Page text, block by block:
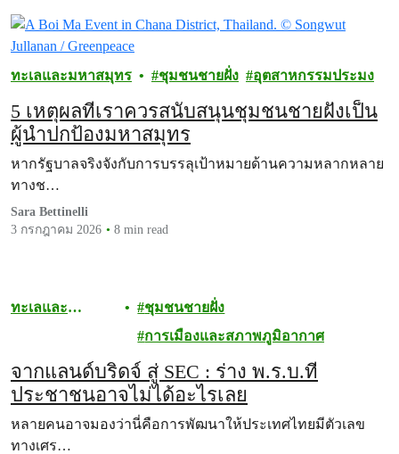
ทะเลและมหาสมุทร ชุมชนชายฝั่ง อุตสาหกรรมประมง
5 เหตุผลที่เราควรสนับสนุนชุมชนชายฝั่งเป็น
ผู้นำปกป้องมหาสมุทร
หากรัฐบาลจริงจังกับการบรรลุเป้าหมายด้านความหลากหลาย
ทางช…
Sara Bettinelli
3 กรกฎาคม 2026
8 min read
ทะเลและ
ชุมชนชายฝั่ง
การเมืองและสภาพภูมิอากาศ
จากแลนด์บริดจ์ สู่ SEC : ร่าง พ.ร.บ.ที่
ประชาชนอาจไม่ได้อะไรเลย
หลายคนอาจมองว่านี่คือการพัฒนาให้ประเทศไทยมีตัวเลข
ทางเศร…